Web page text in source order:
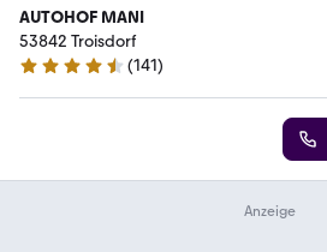
AUTOHOF MANI
53842 Troisdorf
4.6 Sterne
(141)